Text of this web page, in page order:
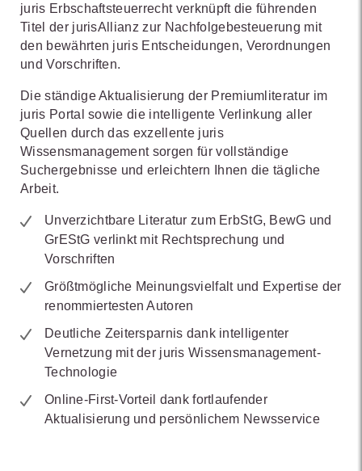
juris Erbschaftsteuerrecht verknüpft die führenden
Titel der jurisAllianz zur Nachfolgebesteuerung mit
den bewährten juris Entscheidungen, Verordnungen
und Vorschriften.
Die ständige Aktualisierung der Premiumliteratur im
juris Portal sowie die intelligente Verlinkung aller
Quellen durch das exzellente juris
Wissensmanagement sorgen für vollständige
Suchergebnisse und erleichtern Ihnen die tägliche
Arbeit.
Unverzichtbare Literatur zum ErbStG, BewG und
GrEStG verlinkt mit Rechtsprechung und
Vorschriften
Größtmögliche Meinungsvielfalt und Expertise der
renommiertesten Autoren
Deutliche Zeitersparnis dank intelligenter
Vernetzung mit der juris Wissensmanagement-
Technologie
Online-First-Vorteil dank fortlaufender
Aktualisierung und persönlichem Newsservice